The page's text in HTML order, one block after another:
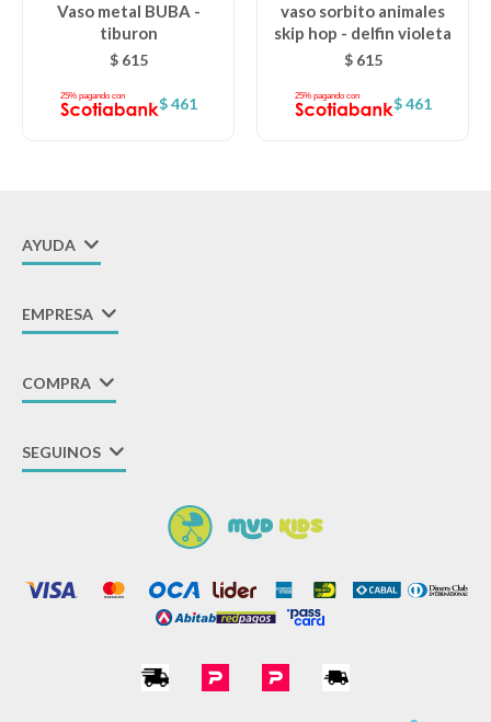
Vaso metal BUBA -
tiburon
$ 615
$ 461
vaso sorbito animales
skip hop - delfin violeta
$ 615
$ 461
AYUDA
EMPRESA
COMPRA
SEGUINOS
Nuevos